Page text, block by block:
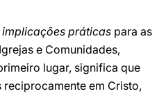
práticas para as
e Comunidades,
lugar, significa que
em Cristo,